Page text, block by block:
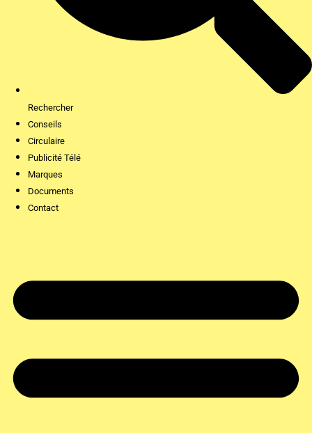
Rechercher
Conseils
Circulaire
Publicité Télé
Marques
Documents
Contact